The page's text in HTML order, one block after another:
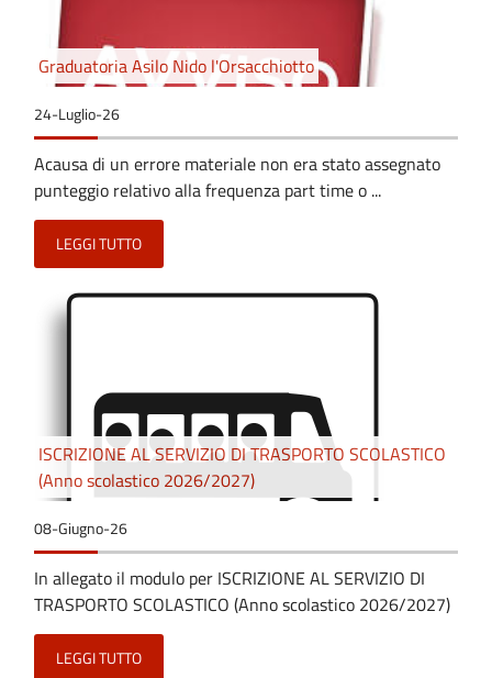
Graduatoria Asilo Nido l'Orsacchiotto
24-Luglio-26
Acausa di un errore materiale non era stato assegnato
punteggio relativo alla frequenza part time o ...
LEGGI TUTTO
ISCRIZIONE AL SERVIZIO DI TRASPORTO SCOLASTICO
(Anno scolastico 2026/2027)
08-Giugno-26
In allegato il modulo per ISCRIZIONE AL SERVIZIO DI
TRASPORTO SCOLASTICO (Anno scolastico 2026/2027)
LEGGI TUTTO